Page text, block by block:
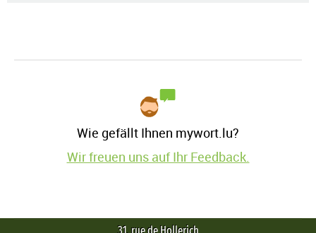
Wie gefällt Ihnen mywort.lu?
Wir freuen uns auf Ihr Feedback.